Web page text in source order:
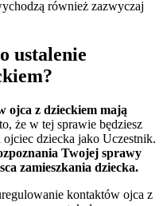
również zazwyczaj
ustalenie
ojca z dzieckiem mają
że w tej sprawie będziesz
dziecka jako Uczestnik.
Twojej sprawy
zamieszkania dziecka.
kontaktów ojca z